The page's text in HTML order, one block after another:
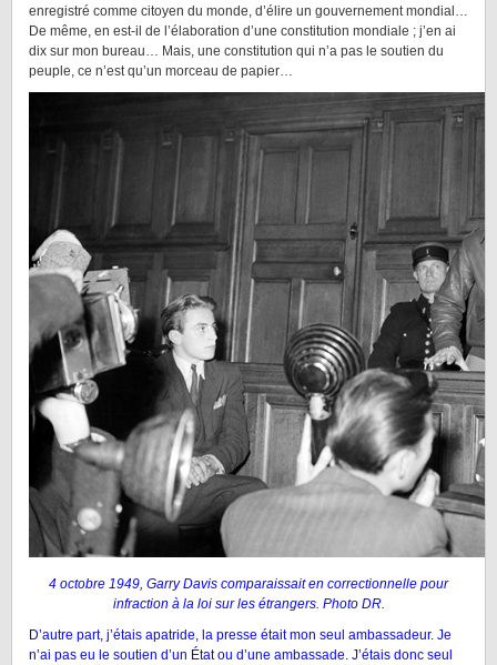
enregistré comme citoyen du monde, d’élire un gouvernement mondial…
De même, en est-il de l’élaboration d’une constitution mondiale ; j’en ai
dix sur mon bureau… Mais, une constitution qui n’a pas le soutien du
peuple, ce n’est qu’un morceau de papier…
4 octobre 1949, Garry Davis comparaissait en correctionnelle pour
infraction à la loi sur les étrangers. Photo DR.
D’autre part, j’étais apatride, la presse était mon seul ambassadeur. Je
n’ai pas eu le soutien d’un État ou d’une ambassade. J’étais donc seul